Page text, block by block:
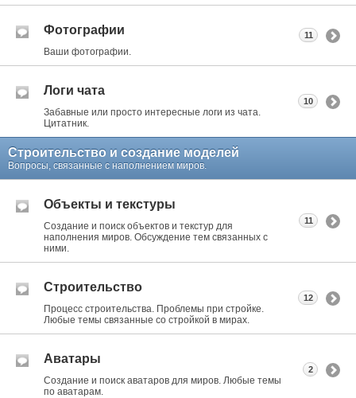
Фотографии
Ваши фотографии.
11
Логи чата
Забавные или просто интересные логи из чата.
Цитатник.
10
Строительство и создание моделей
Вопросы, связанные с наполнением миров.
Объекты и текстуры
Создание и поиск объектов и текстур для
наполнения миров. Обсуждение тем связанных с
ними.
11
Строительство
Процесс строительства. Проблемы при стройке.
Любые темы связанные со стройкой в мирах.
12
Аватары
Создание и поиск аватаров для миров. Любые темы
по аватарам.
2